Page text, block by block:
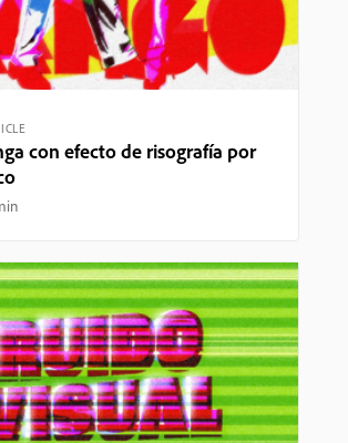
con efecto de risografía por